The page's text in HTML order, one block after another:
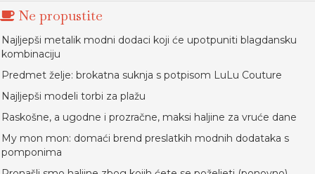
Ne propustite
Najljepši metalik modni dodaci koji će upotpuniti blagdansku
kombinaciju
Predmet želje: brokatna suknja s potpisom LuLu Couture
Najljepši modeli torbi za plažu
Raskošne, a ugodne i prozračne, maksi haljine za vruće dane
My mon mon: domaći brend preslatkih modnih dodataka s
pomponima